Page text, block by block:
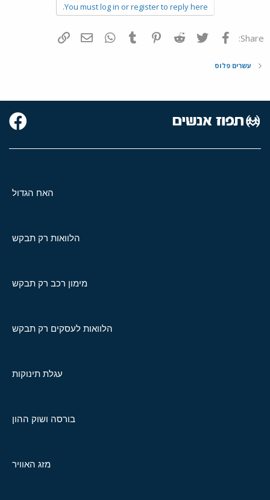
You must log in or register to reply here.
Share: פייסבוק Twitter
Reddit
Pinterest
Tumblr
WhatsAppדואר אלקטרוני
עשרים פלוס
האח הגדול
הלוואות רק תבקש
מימון רכב רק תבקש
הלוואות לעסקים רק תבקש
עגלת תינוקות
בורסה ושוק ההון
מזג האוויר